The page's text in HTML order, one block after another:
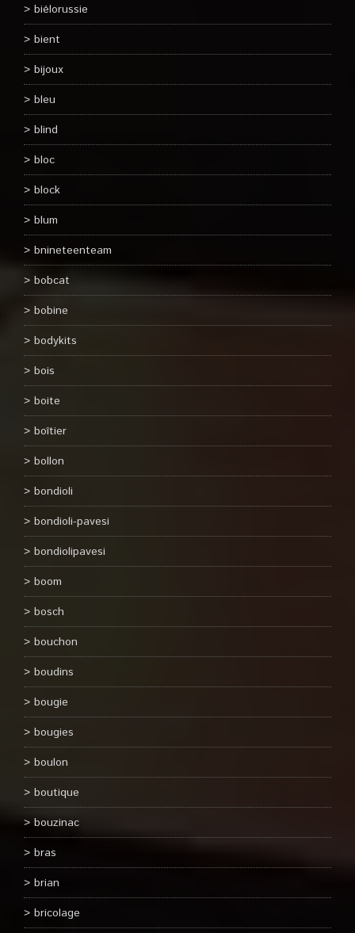
biélorussie
bient
bijoux
bleu
blind
bloc
block
blum
bnineteenteam
bobcat
bobine
bodykits
bois
boite
boîtier
bollon
bondioli
bondioli-pavesi
bondiolipavesi
boom
bosch
bouchon
boudins
bougie
bougies
boulon
boutique
bouzinac
bras
brian
bricolage